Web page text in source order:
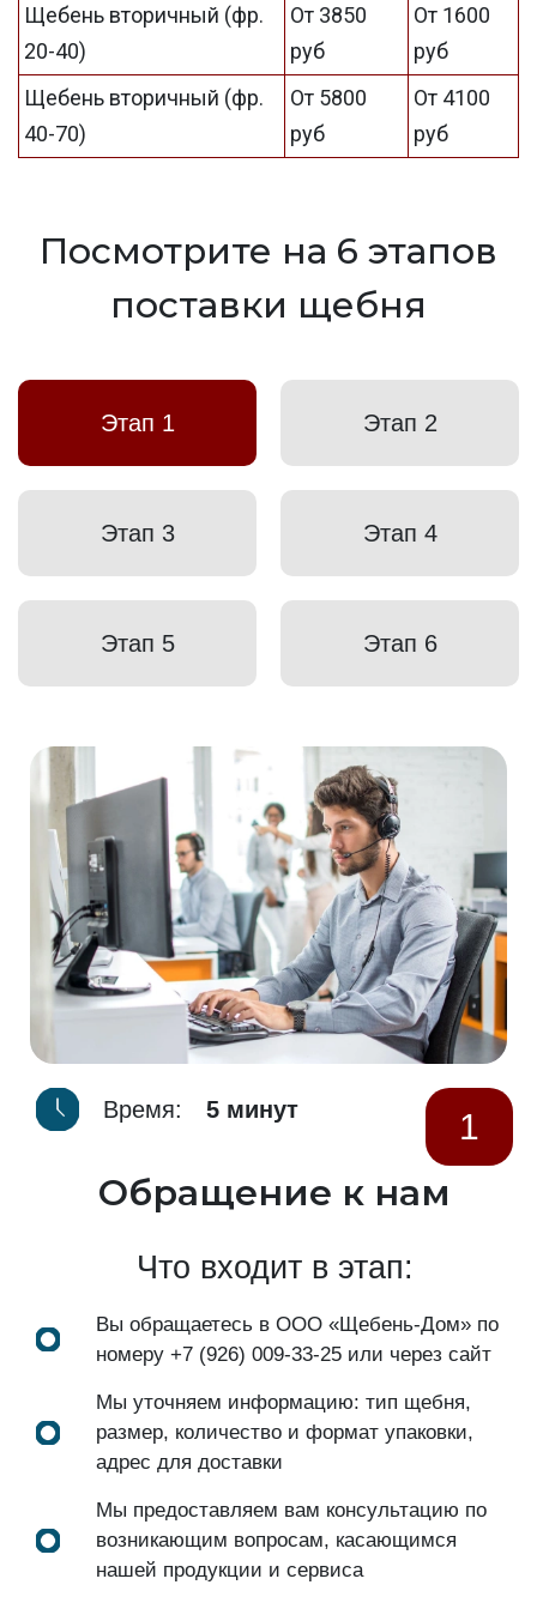
Щебень вторичный (фр.
20-40)
От 3850
руб
От 1600
руб
Щебень вторичный (фр.
40-70)
От 5800
руб
От 4100
руб
Посмотрите на 6 этапов
поставки щебня
Этап 1 Этап 2
Этап 3 Этап 4
Этап 5 Этап 6
Время: 5 минут 1
Обращение к нам
Что входит в этап:
Вы обращаетесь в ООО «Щебень-Дом» по
номеру +7 (926) 009-33-25 или через сайт
Мы уточняем информацию: тип щебня,
размер, количество и формат упаковки,
адрес для доставки
Мы предоставляем вам консультацию по
возникающим вопросам, касающимся
нашей продукции и сервиса